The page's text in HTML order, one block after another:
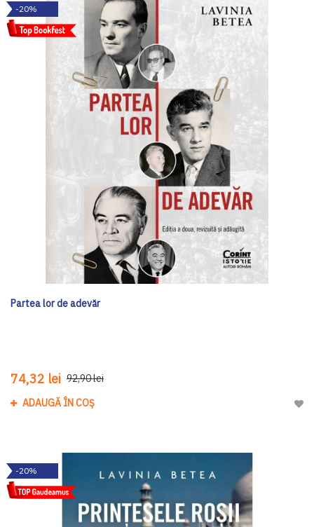
-20%
Partea lor de adevăr
74,32 lei 92,90 lei
ADAUGĂ ÎN COȘ
-20%